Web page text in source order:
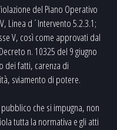
del Piano Operativo
Linea d´Intervento 5.2.3.1;
V, così come approvati dal
n. 10325 del 9 giugno
dei fatti, carenza di
sviamento di potere.
che si impugna, non
tutta la normativa e gli atti